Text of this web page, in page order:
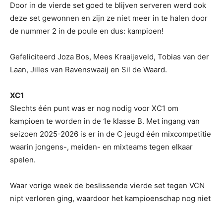
Door in de vierde set goed te blijven serveren werd ook
deze set gewonnen en zijn ze niet meer in te halen door
de nummer 2 in de poule en dus: kampioen!
Gefeliciteerd Joza Bos, Mees Kraaijeveld, Tobias van der
Laan, Jilles van Ravenswaaij en Sil de Waard.
XC1
Slechts één punt was er nog nodig voor XC1 om
kampioen te worden in de 1e klasse B. Met ingang van
seizoen 2025-2026 is er in de C jeugd één mixcompetitie
waarin jongens-, meiden- en mixteams tegen elkaar
spelen.
Waar vorige week de beslissende vierde set tegen VCN
nipt verloren ging, waardoor het kampioenschap nog niet